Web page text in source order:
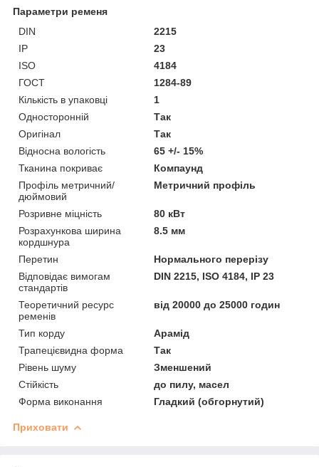
Параметри ременя
DIN
2215
IP
23
ISO
4184
ГОСТ
1284-89
Кількість в упаковці
1
Односторонній
Так
Оригінал
Так
Відносна вологість
65 +/- 15%
Тканина покриває
Компаунд
Профіль метричний/
дюймовий
Метричний профіль
Розривне міцність
80 кВт
Розрахункова ширина
кордшнура
8.5 мм
Перетин
Нормального перерізу
Відповідає вимогам
стандартів
DIN 2215, ISO 4184, IP 23
Теоретичний ресурс
ременів
від 20000 до 25000 годин
Тип корду
Арамід
Трапецієвидна форма
Так
Рівень шуму
Зменшений
Стійкість
до пилу, масел
Форма виконання
Гладкий (обгорнутий)
Приховати